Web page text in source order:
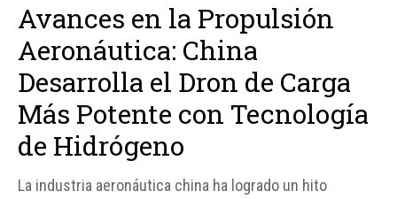
Avances en la Propulsión
Aeronáutica: China
Desarrolla el Dron de Carga
Más Potente con Tecnología
de Hidrógeno
La industria aeronáutica china ha logrado un hito